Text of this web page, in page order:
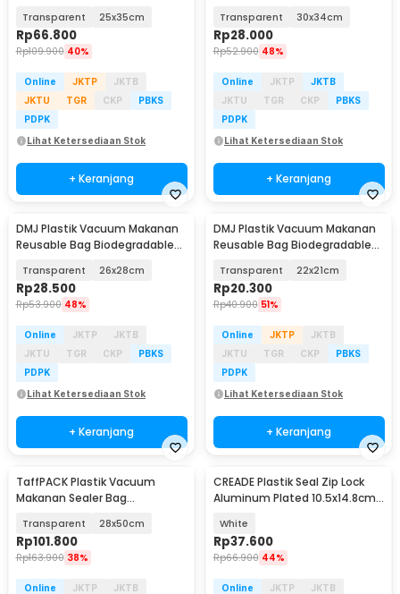
Transparent 25x35cm
Rp66.800
Rp109.900 40%
Online JKTP
JKTB
JKTU
TGR CKP
PBKS
PDPK
Lihat Ketersediaan Stok
+ Keranjang
Transparent 30x34cm
Rp28.000
Rp52.900 48%
Online JKTP
JKTB
JKTU
TGR CKP
PBKS
PDPK
Lihat Ketersediaan Stok
+ Keranjang
DMJ Plastik Vacuum Makanan
Reusable Bag Biodegradable
Transparent 26x28cm
Rp28.500
Rp53.900 48%
Online JKTP
JKTB
JKTU
TGR CKP
PBKS
PDPK
Lihat Ketersediaan Stok
+ Keranjang
DMJ Plastik Vacuum Makanan
Reusable Bag Biodegradable
Transparent 22x21cm
Rp20.300
Rp40.900 51%
Online JKTP
JKTB
JKTU
TGR CKP
PBKS
PDPK
Lihat Ketersediaan Stok
+ Keranjang
TaffPACK Plastik Vacuum
Makanan Sealer Bag
Transparent 28x50cm
Rp101.800
Rp163.900 38%
Online JKTP
JKTB
CREADE Plastik Seal Zip Lock
Aluminum Plated 10.5x14.8cm
White
Rp37.600
Rp66.900 44%
Online JKTP
JKTB